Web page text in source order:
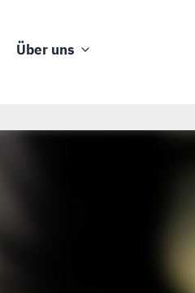
Über uns